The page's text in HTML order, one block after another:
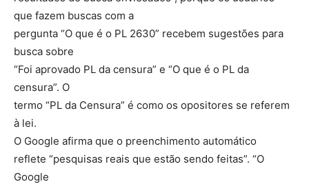
que fazem buscas com a
pergunta “O que é o PL 2630” recebem sugestões para
busca sobre
“Foi aprovado PL da censura” e “O que é o PL da
censura”. O
termo “PL da Censura” é como os opositores se referem
à lei.
O Google afirma que o preenchimento automático
reflete “pesquisas reais que estão sendo feitas”. “O
Google